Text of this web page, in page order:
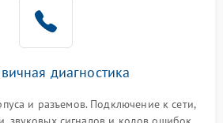
диагностика
и разъемов. Подключение к сети,